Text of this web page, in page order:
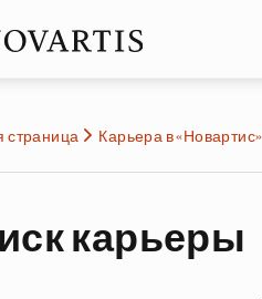
страница Карьера в «Новартис»
карьеры